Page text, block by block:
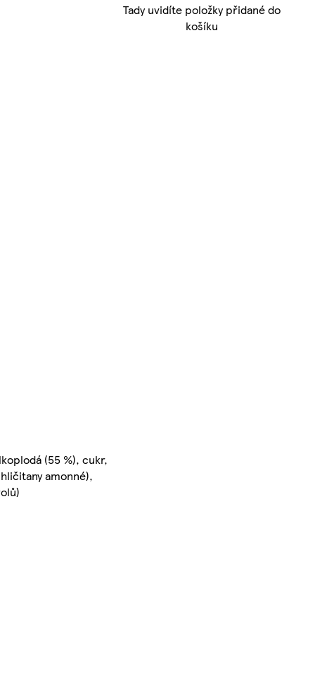
(55 %), cukr,
amonné),
Tady uvidíte položky přidané do
košíku